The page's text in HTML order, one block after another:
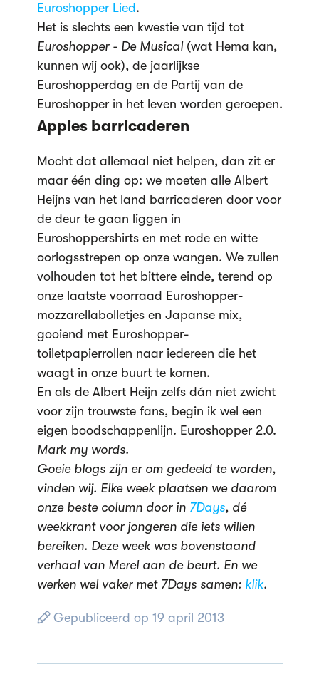
Euroshopper Lied .
Het is slechts een kwestie van tijd tot
Euroshopper - De Musical (wat Hema kan,
kunnen wij ook), de jaarlijkse
Euroshopperdag en de Partij van de
Euroshopper in het leven worden geroepen.
Appies barricaderen
Mocht dat allemaal niet helpen, dan zit er
maar één ding op: we moeten alle Albert
Heijns van het land barricaderen door voor
de deur te gaan liggen in
Euroshoppershirts en met rode en witte
oorlogsstrepen op onze wangen. We zullen
volhouden tot het bittere einde, terend op
onze laatste voorraad Euroshopper-
mozzarellabolletjes en Japanse mix,
gooiend met Euroshopper-
toiletpapierrollen naar iedereen die het
waagt in onze buurt te komen.
En als de Albert Heijn zelfs dán niet zwicht
voor zijn trouwste fans, begin ik wel een
eigen boodschappenlijn. Euroshopper 2.0.
Mark my words.
Goeie blogs zijn er om gedeeld te worden,
vinden wij. Elke week plaatsen we daarom
onze beste column door in 7Days, dé
weekkrant voor jongeren die iets willen
bereiken. Deze week was bovenstaand
verhaal van Merel aan de beurt. En we
werken wel vaker met 7Days samen: klik.
Gepubliceerd op 19 april 2013